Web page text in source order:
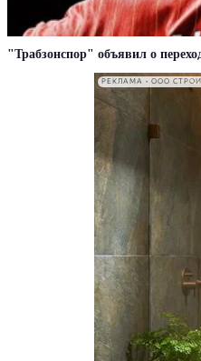
"Трабзонспор" объявил о